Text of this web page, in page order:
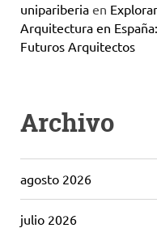
unipariberia en
Arquitectura en
Futuros Arquitectos
Archivo
agosto 2026
julio 2026